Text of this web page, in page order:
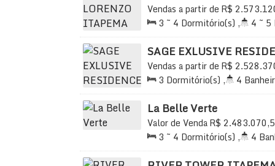
R$
Vendas a partir de
Catarina, Brasil
3 ~ 4 Dormitório(s) , 4 ~ 5
Sala(s) , 3 ~ 4 Suíte(s) ,
165.00 m²
SAGE EXLUSIVE
R$
Vendas a partir de
Catarina, Brasil
3 Dormitório(s) , 4
Total: 220.00m² , 2
La Belle Verte
R$
Valor de Venda
Centro, Itapema, Santa
3 ~ 4 Dormitório(s) , 4
3 ~ 4 Suíte(s) , Total: 120.00